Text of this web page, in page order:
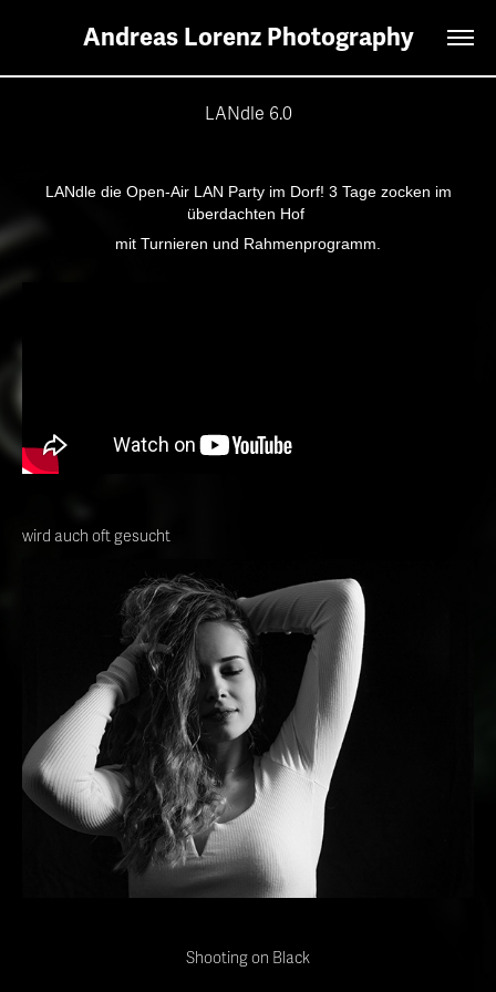
Andreas Lorenz Photography
LANdle 6.0
LANdle die Open-Air LAN Party im Dorf! 3 Tage zocken im
überdachten Hof
mit Turnieren und Rahmenprogramm.
wird auch oft gesucht
Shooting on Black